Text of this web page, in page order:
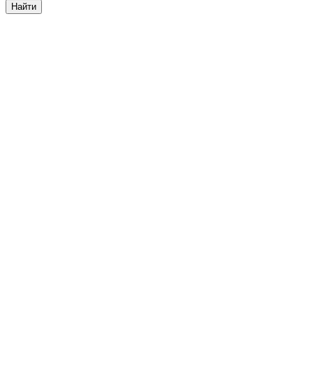
Найти